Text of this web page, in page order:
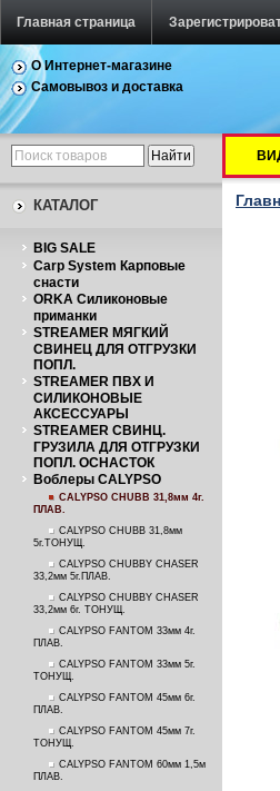
Главная страница
О Интернет-магазине
Самовывоз и доставка
КАТАЛОГ
BIG SALE
Carp System Карповые
снасти
ORKA Силиконовые
приманки
STREAMER МЯГКИЙ
СВИНЕЦ ДЛЯ ОТГРУЗКИ
ПОПЛ.
STREAMER ПВХ И
СИЛИКОНОВЫЕ
АКСЕССУАРЫ
STREAMER СВИНЦ.
ГРУЗИЛА ДЛЯ ОТГРУЗКИ
ПОПЛ. ОСНАСТОК
Воблеры CALYPSO
CALYPSO CHUBB 31,8мм 4г.
ПЛАВ.
CALYPSO CHUBB 31,8мм
5г.ТОНУЩ.
CALYPSO CHUBBY CHASER
33,2мм 5г.ПЛАВ.
CALYPSO CHUBBY CHASER
33,2мм 6г. ТОНУЩ.
CALYPSO FANTOM 33мм 4г.
ПЛАВ.
CALYPSO FANTOM 33мм 5г.
ТОНУЩ.
CALYPSO FANTOM 45мм 6г.
ПЛАВ.
CALYPSO FANTOM 45мм 7г.
ТОНУЩ.
CALYPSO FANTOM 60мм 1,5м
ПЛАВ.